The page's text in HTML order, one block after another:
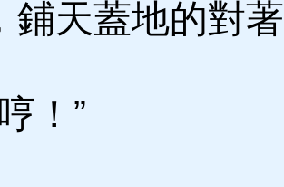
鋪天蓋地的對
！”